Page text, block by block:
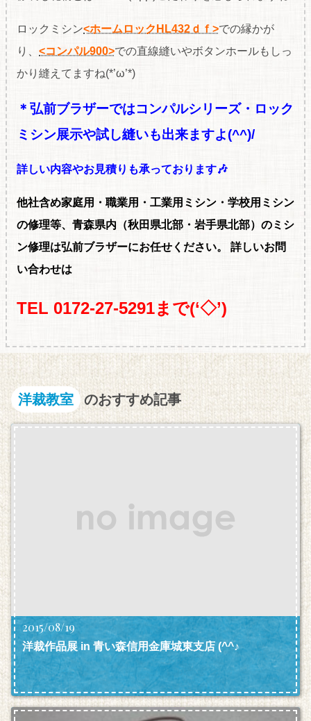
ロックミシン<ホームロックHL432ｄｆ>での縁かが
り、 <コンパル900>での直線縫いやボタンホールもしっ
かり縫えてますね(*’ω’*)
＊弘前ブラザーではコンパルシリーズ・ロック
ミシン展示や試し縫いも出来ますよ(^^)/
詳しい内容やお見積りも承っております🎶
他社含め家庭用・職業用・工業用ミシン・学校用ミシン
の修理等、青森県内（秋田県北部・岩手県北部）のミシ
ン修理は弘前ブラザーにお任せください。
詳しいお問
い合わせは
TEL 0172-27-5291まで(‘◇’)ゞ
洋裁教室 のおすすめ記事
2015/08/19
洋裁作品展 in 青い森信用金庫城東支店 (^^♪